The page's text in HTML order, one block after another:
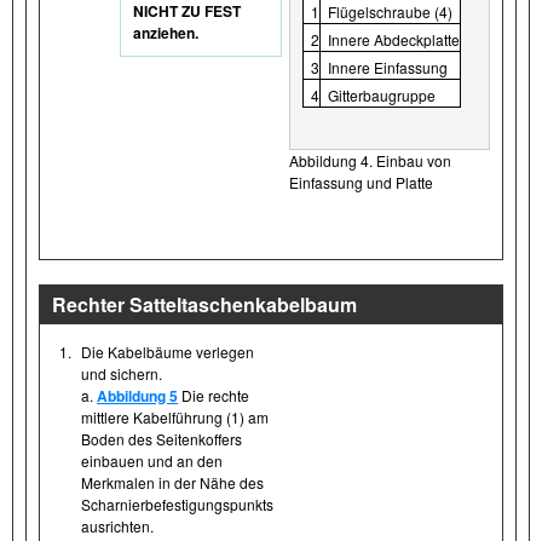
NICHT ZU FEST
anziehen.
1 Flügelschraube (4)
2 Innere Abdeckplatte
3 Innere Einfassung
4 Gitterbaugruppe
Abbildung 4. Einbau von
Einfassung und Platte
Rechter Satteltaschenkabelbaum
1. Die Kabelbäume verlegen
und sichern.
a. Abbildung 5 Die rechte
mittlere Kabelführung (1) am
Boden des Seitenkoffers
einbauen und an den
Merkmalen in der Nähe des
Scharnierbefestigungspunkts
ausrichten.